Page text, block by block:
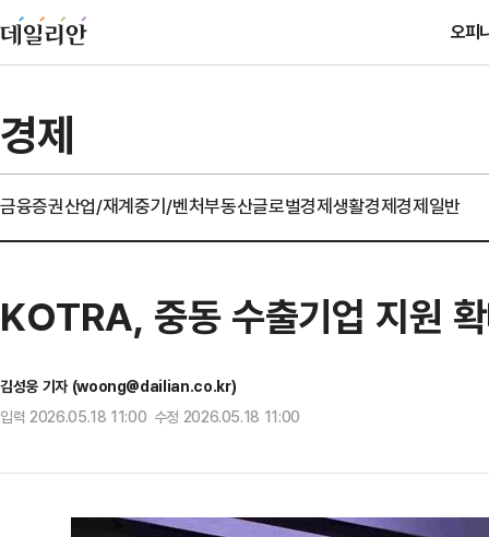
오피
경제
금융증권산업/재계중기/벤처부동산글로벌경제생활경제경제일반
KOTRA, 중동 수출기업 지원
김성웅 기자 (woong@dailian.co.kr)
입력 2026.05.18 11:00 수정 2026.05.18 11:00